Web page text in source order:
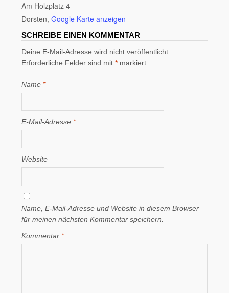
Am Holzplatz 4
Dorsten, Google Karte anzeigen
SCHREIBE EINEN KOMMENTAR
Deine E-Mail-Adresse wird nicht veröffentlicht.
Erforderliche Felder sind mit* markiert
Name *
E-Mail-Adresse *
Website
Name, E-Mail-Adresse und Website in diesem Browser
für meinen nächsten Kommentar speichern.
Kommentar *